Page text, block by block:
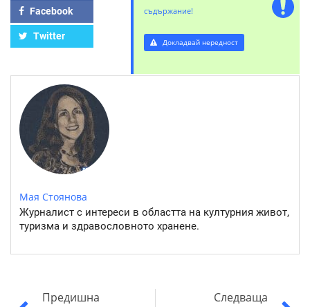
Facebook
Twitter
съдържание!
Докладвай нередност
Мая Стоянова
Журналист с интереси в областта на културния живот,
туризма и здравословното хранене.
Предишна
Следваща